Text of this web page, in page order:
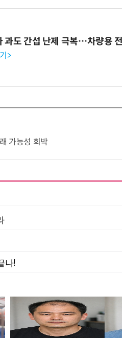
과도 간섭 난제 극복…차량용
>
가능성 희박